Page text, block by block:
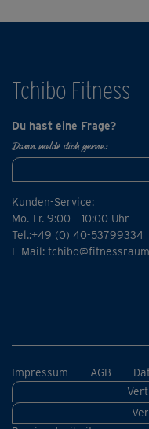
Tchibo Fitness
Du hast eine Frage?
Dann melde dich gerne:
Kunden-Service:
Mo.-Fr. 9:00 – 10:00 Uhr
Tel.:+49 (0) 40-53799334
E-Mail:
Impressum AGB